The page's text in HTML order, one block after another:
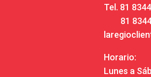
Tel. 81
81
Horario:
Lunes a